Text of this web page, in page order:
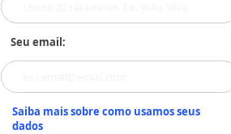
Seu email:
Saiba mais sobre como usamos seus
dados